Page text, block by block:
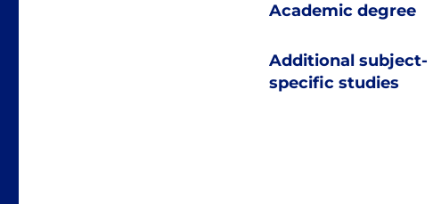
Academic degree
Additional subject-
specific studies